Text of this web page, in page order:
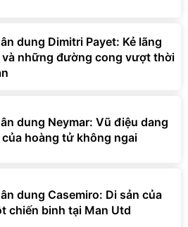
dung Dimitri Payet: Kẻ lãng
và những đường cong vượt thời
dung Neymar: Vũ điệu dang
hoàng tử không ngai
dung Casemiro: Di sản của
chiến binh tại Man Utd